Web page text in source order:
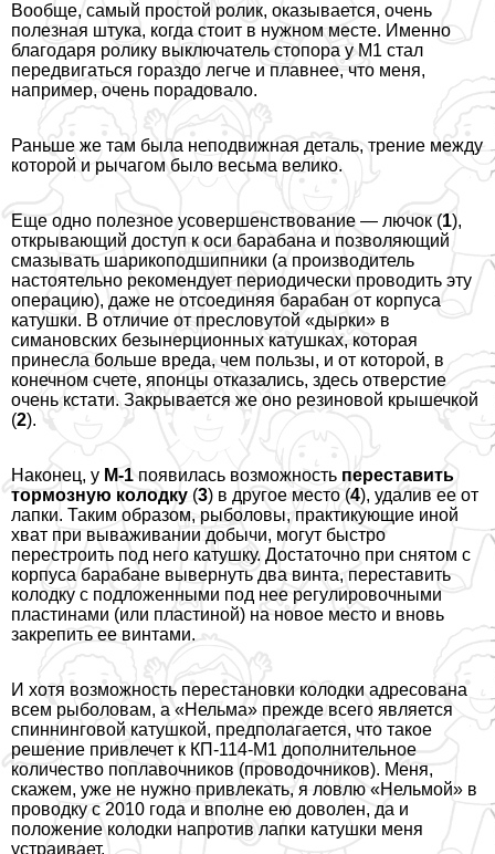
Вообще, самый простой ролик, оказывается, очень
полезная штука, когда стоит в нужном месте. Именно
благодаря ролику выключатель стопора у M1 стал
передвигаться гораздо легче и плавнее, что меня,
например, очень порадовало.
Раньше же там была неподвижная деталь, трение между
которой и рычагом было весьма велико.
Еще одно полезное усовершенствование — лючок (1),
открывающий доступ к оси баpaбана и позволяющий
смазывать шарикоподшипники (а производитель
настоятельно рекомендует периодически проводить эту
операцию), даже не отсоединяя баpaбан от корпуса
катушки. В отличие от пресловутой «дырки» в
симановских безынерционных катушках, которая
принесла больше вреда, чем пользы, и от которой, в
конечном счете, японцы отказались, здесь отверстие
очень кстати. Закрывается же оно резиновой крышечкой
(2).
Наконец, у М-1появилась возможность переставить
тормозную колодку (3) в другое место (4), удалив ее от
лапки. Таким образом, рыболовы, пpaктикующие иной
хват при вываживании добычи, могут быстро
перестроить под него катушку. Достаточно при снятом с
корпуса баpaбане вывернуть два винта, переставить
колодку с подложенными под нее регулировочными
пластинами (или пластиной) на новое место и вновь
закрепить ее винтами.
И хотя возможность перестановки колодки адресована
всем рыболовам, а «Нельма» прежде всего является
спиннинговой катушкой, предполагается, что такое
решение привлечет к КП-114-М1 дополнительное
количество поплавочников (проводочников). Меня,
скажем, уже не нужно привлекать, я ловлю «Нельмой» в
проводку с 2010 года и вполне ею доволен, да и
положение колодки напротив лапки катушки меня
устраивает.